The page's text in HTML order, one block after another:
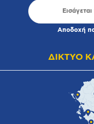
Αποδοχή
ΔΙΚΤΥΟ